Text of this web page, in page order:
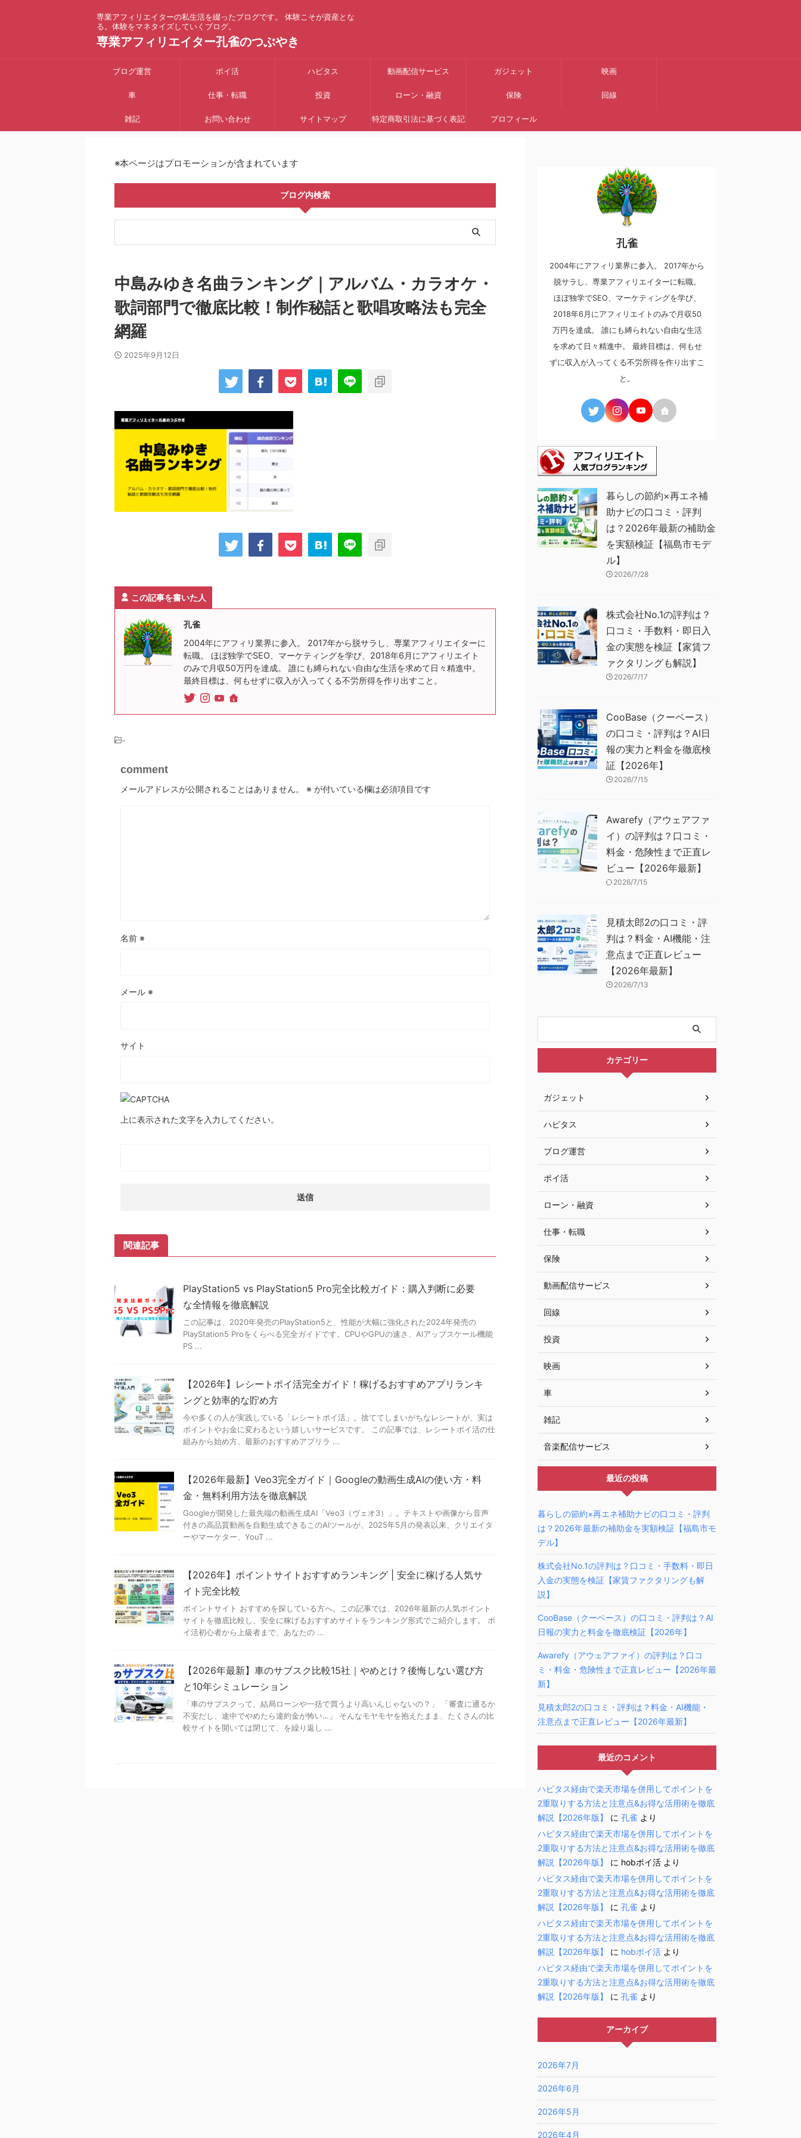
専業アフィリエイターの私生活を綴ったブログです。 体験こそが資産とな
る。体験をマネタイズしていくブログ。
専業アフィリエイター孔雀のつぶやき
ブログ運営 ポイ活 ハピタス 動画配信サービス ガジェット 映画
車 仕事・転職 投資 ローン・融資 保険 回線
雑記 お問い合わせ サイトマップ 特定商取引法に基づく表記 プロフィール
※本ページはプロモーションが含まれています
ブログ内検索
中島みゆき名曲ランキング｜アルバム・カラオケ・
歌詞部門で徹底比較！制作秘話と歌唱攻略法も完全
網羅
2025年9月12日
この記事を書いた人
孔雀
2004年にアフィリ業界に参入。 2017年から脱サラし、専業アフィリエイターに
転職。 ほぼ独学でSEO、マーケティングを学び、2018年6月にアフィリエイト
のみで月収50万円を達成。 誰にも縛られない自由な生活を求めて日々精進中。
最終目標は、何もせずに収入が入ってくる不労所得を作り出すこと。
-
comment
メールアドレスが公開されることはありません。 ※ が付いている欄は必須項目です
名前 ※
メール ※
サイト
上に表示された文字を入力してください。
関連記事
PlayStation5 vs PlayStation5 Pro完全比較ガイド：購入判断に必要
な全情報を徹底解説
この記事は、2020年発売のPlayStation5と、性能が大幅に強化された2024年発売の
PlayStation5 Proをくらべる完全ガイドです。CPUやGPUの速さ、AIアップスケール機能
PS ...
【2026年】レシートポイ活完全ガイド！稼げるおすすめアプリランキ
ングと効率的な貯め方
今や多くの人が実践している「レシートポイ活」。捨ててしまいがちなレシートが、実は
ポイントやお金に変わるという嬉しいサービスです。 この記事では、レシートポイ活の仕
組みから始め方、最新のおすすめアプリラ ...
【2026年最新】Veo3完全ガイド｜Googleの動画生成AIの使い方・料
金・無料利用方法を徹底解説
Googleが開発した最先端の動画生成AI「Veo3（ヴェオ3）」。テキストや画像から音声
付きの高品質動画を自動生成できるこのAIツールが、2025年5月の発表以来、クリエイタ
ーやマーケター、YouT ...
【2026年】ポイントサイトおすすめランキング | 安全に稼げる人気サ
イト完全比較
ポイントサイト おすすめを探している方へ。この記事では、2026年最新の人気ポイント
サイトを徹底比較し、安全に稼げるおすすめサイトをランキング形式でご紹介します。 ポ
イ活初心者から上級者まで、あなたの ...
【2026年最新】車のサブスク比較15社｜やめとけ？後悔しない選び方
と10年シミュレーション
「車のサブスクって、結局ローンや一括で買うより高いんじゃないの？」 「審査に通るか
不安だし、途中でやめたら違約金が怖い…」 そんなモヤモヤを抱えたまま、たくさんの比
較サイトを開いては閉じて、を繰り返し ...
孔雀
2004年にアフィリ業界に参入。 2017年から
脱サラし、専業アフィリエイターに転職。
ほぼ独学でSEO、マーケティングを学び、
2018年6月にアフィリエイトのみで月収50
万円を達成。 誰にも縛られない自由な生活
を求めて日々精進中。 最終目標は、何もせ
ずに収入が入ってくる不労所得を作り出すこ
と。
暮らしの節約×再エネ補
助ナビの口コミ・評判
は？2026年最新の補助金
を実額検証【福島市モデ
ル】
2026/7/28
株式会社No.1の評判は？
口コミ・手数料・即日入
金の実態を検証【家賃フ
ァクタリングも解説】
2026/7/17
CooBase（クーベース）
の口コミ・評判は？AI日
報の実力と料金を徹底検
証【2026年】
2026/7/15
Awarefy（アウェアファ
イ）の評判は？口コミ・
料金・危険性まで正直レ
ビュー【2026年最新】
2026/7/15
見積太郎2の口コミ・評
判は？料金・AI機能・注
意点まで正直レビュー
【2026年最新】
2026/7/13
カテゴリー
ガジェット
ハピタス
ブログ運営
ポイ活
ローン・融資
仕事・転職
保険
動画配信サービス
回線
投資
映画
車
雑記
音楽配信サービス
最近の投稿
暮らしの節約×再エネ補助ナビの口コミ・評判
は？2026年最新の補助金を実額検証【福島市モ
デル】
株式会社No.1の評判は？口コミ・手数料・即日
入金の実態を検証【家賃ファクタリングも解
説】
CooBase（クーベース）の口コミ・評判は？AI
日報の実力と料金を徹底検証【2026年】
Awarefy（アウェアファイ）の評判は？口コ
ミ・料金・危険性まで正直レビュー【2026年最
新】
見積太郎2の口コミ・評判は？料金・AI機能・
注意点まで正直レビュー【2026年最新】
最近のコメント
ハピタス経由で楽天市場を併用してポイントを
2重取りする方法と注意点&お得な活用術を徹底
解説【2026年版】
に 孔雀 より
ハピタス経由で楽天市場を併用してポイントを
2重取りする方法と注意点&お得な活用術を徹底
解説【2026年版】
に hobポイ活 より
ハピタス経由で楽天市場を併用してポイントを
2重取りする方法と注意点&お得な活用術を徹底
解説【2026年版】
に 孔雀 より
ハピタス経由で楽天市場を併用してポイントを
2重取りする方法と注意点&お得な活用術を徹底
解説【2026年版】
に hobポイ活 より
ハピタス経由で楽天市場を併用してポイントを
2重取りする方法と注意点&お得な活用術を徹底
解説【2026年版】
に 孔雀 より
アーカイブ
2026年7月
2026年6月
2026年5月
2026年4月